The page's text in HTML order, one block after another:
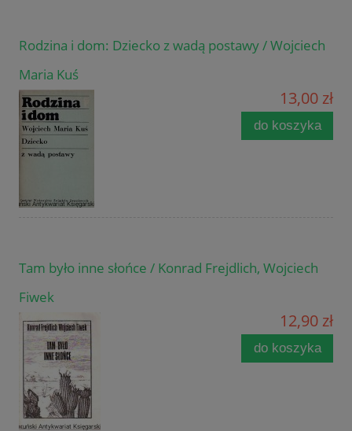
Rodzina i dom: Dziecko z wadą postawy / Wojciech
Maria Kuś
13,00 zł
do koszyka
Tam było inne słońce / Konrad Frejdlich, Wojciech
Fiwek
12,90 zł
do koszyka